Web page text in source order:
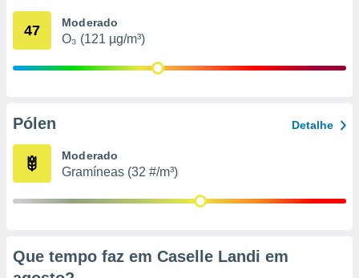
através
estudos
1199
47 Moderado
O₃ (121 µg/m³)
Pólen Detalhe
Moderado
Gramíneas (32 #/m³)
Que tempo faz em Caselle Landi em